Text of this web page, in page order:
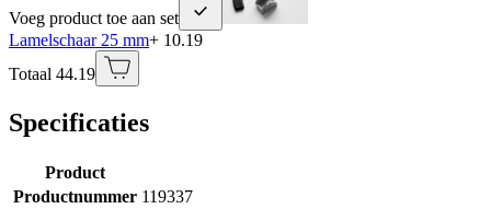
Voeg product toe aan set
Lamelschaar 25 mm+ 10.19
Totaal 44.19
Specificaties
Product
Productnummer 119337